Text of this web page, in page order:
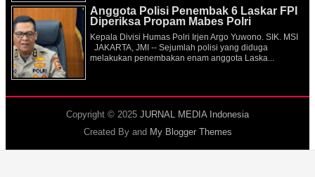
Anggota Polisi Penembak 6 Laskar FPI
Diperiksa Propam Mabes Polri
Kepala Divisi Humas Polri Irjen Argo Yuwono. SIK. MSI
JAKARTA, JMI -- Sejumlah polisi yang diduga
melakukan penembakan enam anggota Laska...
Copyright © 2025 JURNAL MEDIA Indonesia
Created By and My Blogger Themes